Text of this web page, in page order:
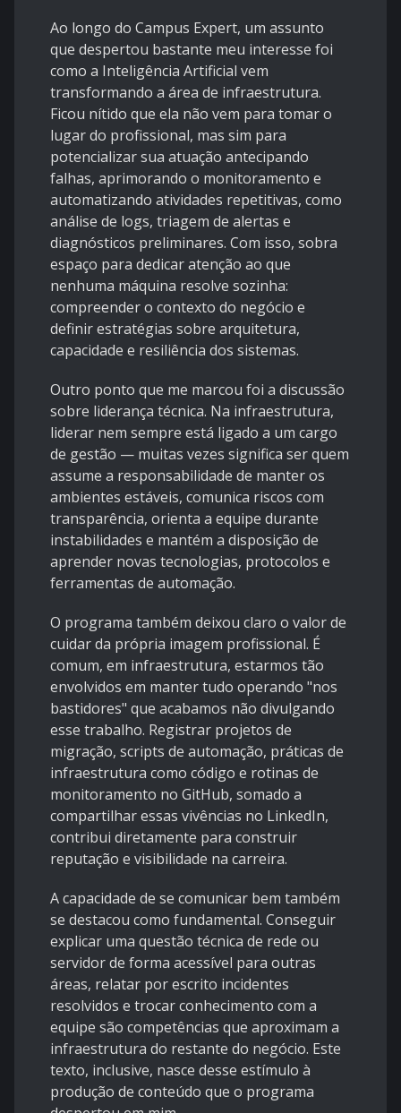
Ao longo do Campus Expert, um assunto
que despertou bastante meu interesse foi
como a Inteligência Artificial vem
transformando a área de infraestrutura.
Ficou nítido que ela não vem para tomar o
lugar do profissional, mas sim para
potencializar sua atuação antecipando
falhas, aprimorando o monitoramento e
automatizando atividades repetitivas, como
análise de logs, triagem de alertas e
diagnósticos preliminares. Com isso, sobra
espaço para dedicar atenção ao que
nenhuma máquina resolve sozinha:
compreender o contexto do negócio e
definir estratégias sobre arquitetura,
capacidade e resiliência dos sistemas.
Outro ponto que me marcou foi a discussão
sobre liderança técnica. Na infraestrutura,
liderar nem sempre está ligado a um cargo
de gestão — muitas vezes significa ser quem
assume a responsabilidade de manter os
ambientes estáveis, comunica riscos com
transparência, orienta a equipe durante
instabilidades e mantém a disposição de
aprender novas tecnologias, protocolos e
ferramentas de automação.
O programa também deixou claro o valor de
cuidar da própria imagem profissional. É
comum, em infraestrutura, estarmos tão
envolvidos em manter tudo operando "nos
bastidores" que acabamos não divulgando
esse trabalho. Registrar projetos de
migração, scripts de automação, práticas de
infraestrutura como código e rotinas de
monitoramento no GitHub, somado a
compartilhar essas vivências no LinkedIn,
contribui diretamente para construir
reputação e visibilidade na carreira.
A capacidade de se comunicar bem também
se destacou como fundamental. Conseguir
explicar uma questão técnica de rede ou
servidor de forma acessível para outras
áreas, relatar por escrito incidentes
resolvidos e trocar conhecimento com a
equipe são competências que aproximam a
infraestrutura do restante do negócio. Este
texto, inclusive, nasce desse estímulo à
produção de conteúdo que o programa